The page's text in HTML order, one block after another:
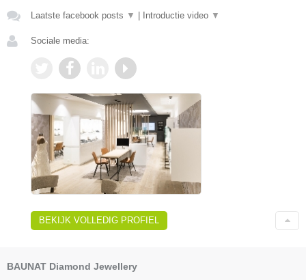
Laatste facebook posts ▼ Introductie video ▼
Sociale media:
BEKIJK VOLLEDIG PROFIEL
BAUNAT Diamond Jewellery